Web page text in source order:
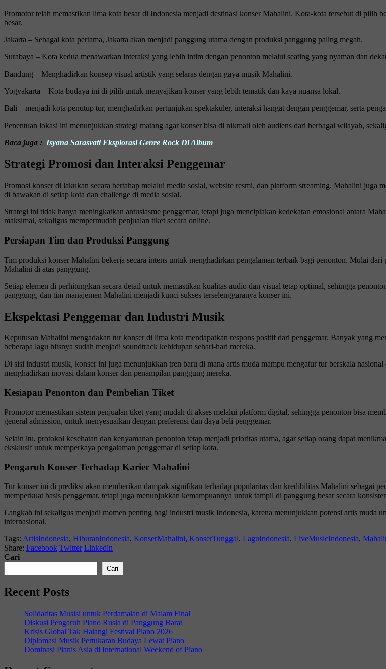
Promotor telah memastikan lima kota besar di Indonesia menjadi destinasi konser Mahalini. Kota-kota tersebut di pilih
besar.
Jakarta – Sebagai kota pertama, Jakarta akan menjadi panggung utama dengan produksi panggung paling megah.
Surabaya – Kota kedua menawarkan interaksi yang lebih intim dengan penonton melalui seating yang nyaman dan
Bandung – Menghadirkan konsep visual artistik yang selaras dengan gaya musik Mahalini.
Yogyakarta – Kota budaya ini di pilih untuk menyajikan konser yang lebih tematik dan kaya nuansa lokal.
Bali – menjadi kota penutup tur, menghadirkan pertunjukan spektakuler, interaksi hangat dengan penggemar, serta
Penentuan lokasi ini menunjukkan strategi matang agar konser bisa di nikmati oleh audiens dari berbagai wilayah,
Baca juga : Isyana Sarasvati Eksplorasi Genre Rock Di Album
Strategi Promosi dan Interaksi Penggemar
Promosi konser di lakukan secara bertahap melalui media sosial, website resmi, dan platform streaming. Mahalini
di bawakan di setiap kota dan challenge di media sosial.
Strategi ini tidak hanya meningkatkan antusiasme penggemar, tetapi juga menciptakan kedekatan emosional antara
maksimal, sekaligus mempermudah penjualan tiket secara online.
Persiapan Tim dan Produksi Panggung
Tim produksi konser Mahalini bekerja secara intens untuk menghadirkan pengalaman terbaik bagi penonton. Mulai
Mahalini di atas panggung.
Setiap elemen di perhitungkan secara detail untuk memastikan kualitas audio dan visual tetap optimal, sehingga
panggung, dan tim manajemen Mahalini menjadi kunci sukses terselenggaranya konser ini.
Ekspektasi Penggemar dan Industri Musik
Keputusan Mahalini mengadakan tur konser di lima kota mendapatkan respons positif dari penggemar. Banyak yang
beberapa lagu hitsnya sudah menjadi soundtrack kehidupan sehari-hari mereka.
Di sisi industri musik, konser ini juga menunjukkan tren baru di mana artis muda mampu mengatur tur berskala
menghadirkan inovasi dalam konser dan penampilan panggung mereka.
Kesiapan Penonton dan Pembelian Tiket
Promotor memastikan sistem penjualan tiket yang mudah di akses melalui platform digital, sehingga penonton bisa
general admission, untuk menyesuaikan dengan preferensi dan daya beli penggemar.
Selain itu, protokol kesehatan dan kenyamanan penonton tetap menjadi prioritas utama, agar setiap orang dapat
eksklusif untuk memperkaya pengalaman penggemar di setiap kota.
Pengaruh Konser Terhadap Karier Mahalini
Tur konser ini di prediksi akan memberikan dampak signifikan terhadap popularitas dan kredibilitas Mahalini sebagai
memperkuat basis penggemar, tetapi juga menunjukkan kemampuannya untuk tampil di panggung besar secara
Langkah ini sekaligus menjadi momen penting bagi industri musik Indonesia, karena menunjukkan potensi artis muda
internasional.
Tags: ArtisIndonesia, HiburanIndonesia, KonserMahalini, KonserTunggal, LaguIndonesia, LiveMusicIndonesia,
Share: Facebook Twitter Linkedin
Cari
Cari
Recent Posts
Solidaritas Musisi untuk Perdamaian di Malam Final
Diskusi Pengaruh Piano Rusia di Panggung Barat
Krisis Global Tak Halangi Festival Piano 2026
Diplomasi Musik Pertukaran Budaya Lewat Piano
Dominasi Pianis Asia di International Weekend of Piano